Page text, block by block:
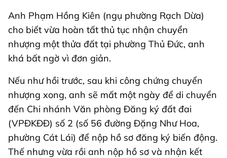
Anh Phạm Hồng Kiên (ngụ phường Rạch Dừa)
cho biết vừa hoàn tất thủ tục nhận chuyển
nhượng một thửa đất tại phường Thủ Đức, anh
khá bất ngờ vì đơn giản.
Nếu như hồi trước, sau khi công chứng chuyển
nhượng xong, anh sẽ mất một ngày để di chuyển
đến Chi nhánh Văn phòng Đăng ký đất đai
(VPĐKĐĐ) số 2 (số 56 đường Đặng Như Hoa,
phường Cát Lái) để nộp hồ sơ đăng ký biến động.
Thế nhưng vừa rồi anh nộp hồ sơ và nhận kết